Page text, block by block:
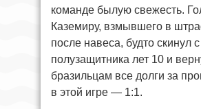
команде былую свежесть.
Каземиру, взмывшего в
после навеса, будто скинул
полузащитника лет 10 и
бразильцам все долги за
в этой игре — 1:1.